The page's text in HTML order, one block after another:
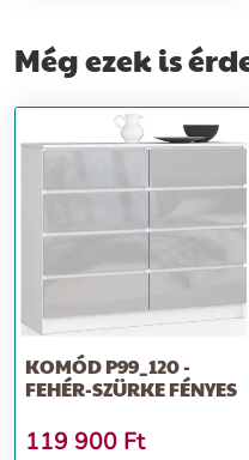
Még ezek is
KOMÓD P99_120 -
FEHÉR-SZÜRKE FÉNYES
119 900 Ft